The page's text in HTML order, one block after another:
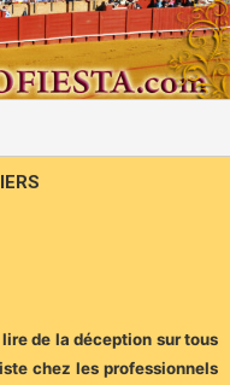
de la déception sur tous
chez les professionnels